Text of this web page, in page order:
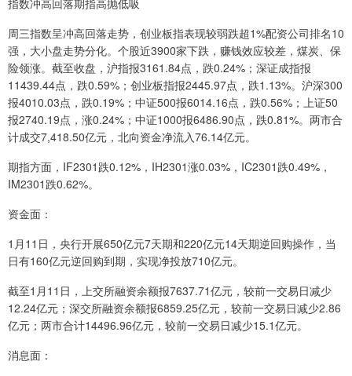
指数冲高回落期指高抛低吸
周三指数呈冲高回落走势，创业板指表现较弱跌超1%配资公司排名10
强，大小盘走势分化。个股近3900家下跌，赚钱效应较差，煤炭、保
险领涨。截至收盘，沪指报3161.84点，跌0.24%；深证成指报
11439.44点，跌0.59%；创业板指报2445.97点，跌1.13%。沪深300
报4010.03点，跌0.19%；中证500报6014.16点，跌0.56%；上证50
报2740.19点，涨0.24%；中证1000报6486.90点，跌0.81%。两市合
计成交7,418.50亿元，北向资金净流入76.14亿元。
期指方面，IF2301跌0.12%，IH2301涨0.03%，IC2301跌0.49%，
IM2301跌0.62%。
资金面：
1月11日，央行开展650亿元7天期和220亿元14天期逆回购操作，当
日有160亿元逆回购到期，实现净投放710亿元。
截至1月11日，上交所融资余额报7637.71亿元，较前一交易日减少
12.24亿元；深交所融资余额报6859.25亿元，较前一交易日减少2.86
亿元；两市合计14496.96亿元，较前一交易日减少15.1亿元。
消息面：